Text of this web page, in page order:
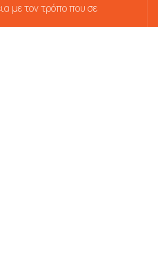
με τον τρόπο που σε